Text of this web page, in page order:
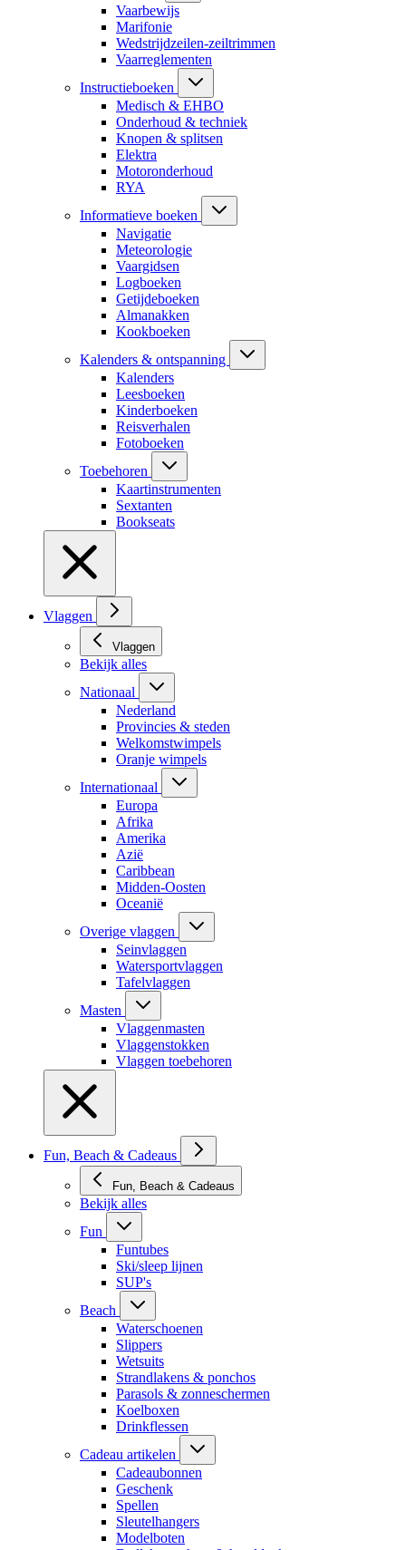
Vaarbewijs
Marifonie
Wedstrijdzeilen-zeiltrimmen
Vaarreglementen
Instructieboeken
Medisch & EHBO
Onderhoud & techniek
Knopen & splitsen
Elektra
Motoronderhoud
RYA
Informatieve boeken
Navigatie
Meteorologie
Vaargidsen
Logboeken
Getijdeboeken
Almanakken
Kookboeken
Kalenders & ontspanning
Kalenders
Leesboeken
Kinderboeken
Reisverhalen
Fotoboeken
Toebehoren
Kaartinstrumenten
Sextanten
Bookseats
Vlaggen
Vlaggen
Bekijk alles
Nationaal
Nederland
Provincies & steden
Welkomstwimpels
Oranje wimpels
Internationaal
Europa
Afrika
Amerika
Azië
Caribbean
Midden-Oosten
Oceanië
Overige vlaggen
Seinvlaggen
Watersportvlaggen
Tafelvlaggen
Masten
Vlaggenmasten
Vlaggenstokken
Vlaggen toebehoren
Fun, Beach & Cadeaus
Fun, Beach & Cadeaus
Bekijk alles
Fun
Funtubes
Ski/sleep lijnen
SUP's
Beach
Waterschoenen
Slippers
Wetsuits
Strandlakens & ponchos
Parasols & zonneschermen
Koelboxen
Drinkflessen
Cadeau artikelen
Cadeaubonnen
Geschenk
Spellen
Sleutelhangers
Modelboten